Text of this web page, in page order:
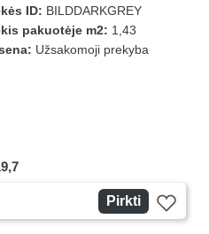
ID: BILDDARKGREY
pakuotėje m2: 1,43
Užsakomoji prekyba
Pirkti